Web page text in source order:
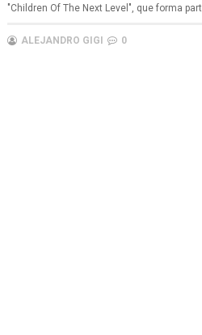
"Children Of The Next Level", que forma
ALEJANDRO GIGI 0